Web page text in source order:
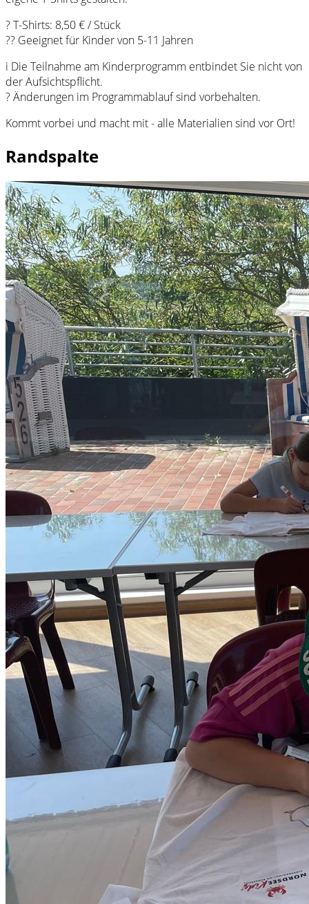
? T-Shirts: 8,50 € / Stück
?? Geeignet für Kinder von 5-11 Jahren
i Die Teilnahme am Kinderprogramm entbindet Sie nicht von
der Aufsichtspflicht.
? Änderungen im Programmablauf sind vorbehalten.
Kommt vorbei und macht mit - alle Materialien sind vor Ort!
Randspalte